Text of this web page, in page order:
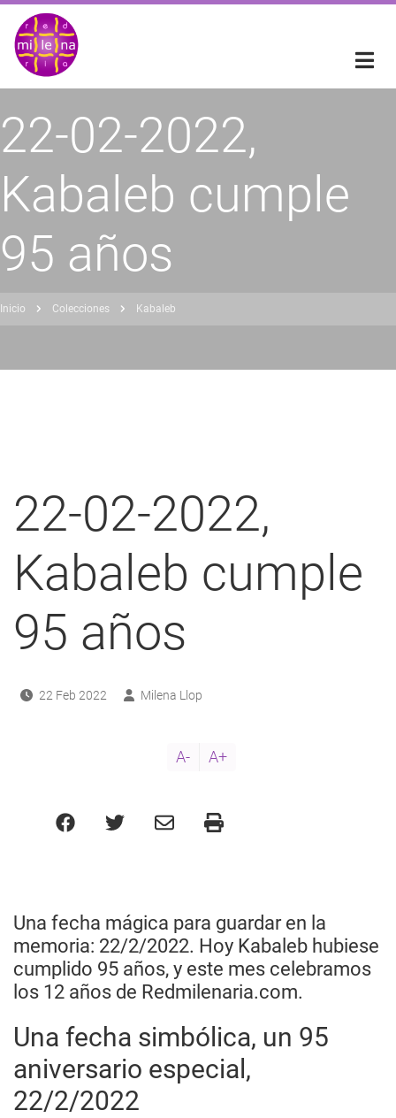
Pasar
contenido
principal
22-02-2022,
Kabaleb cumple
95 años
Inicio Colecciones Kabaleb
22-02-2022,
Kabaleb cumple
95 años
22 Feb 2022 Milena Llop
A- A+
Una fecha mágica para guardar en la
memoria: 22/2/2022. Hoy Kabaleb hubiese
cumplido 95 años, y este mes celebramos
los 12 años de Redmilenaria.com.
Una fecha simbólica, un 95
aniversario especial,
22/2/2022